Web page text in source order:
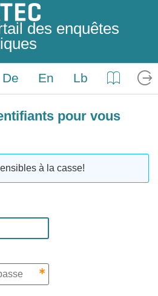
des enquêtes
De En Lb
pour vous
à la casse!